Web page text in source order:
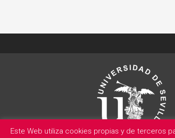
Este Web utiliza cookies propias y de terceros